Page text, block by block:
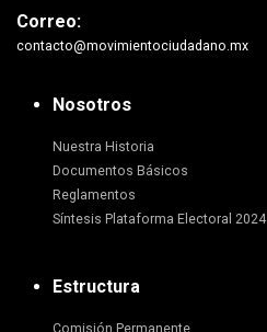
Correo:
contacto@movimientociudadano.mx
Nosotros
Nuestra Historia
Documentos Básicos
Reglamentos
Síntesis Plataforma Electoral 2024
Estructura